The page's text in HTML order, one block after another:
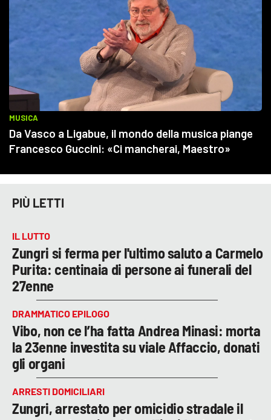
PIÙ LETTI
IL LUTTO
Zungri si ferma per l'ultimo saluto a Carmelo
Purita: centinaia di persone ai funerali del
27enne
DRAMMATICO EPILOGO
Vibo, non ce l’ha fatta Andrea Minasi: morta
la 23enne investita su viale Affaccio, donati
gli organi
ARRESTI DOMICILIARI
Zungri, arrestato per omicidio stradale il